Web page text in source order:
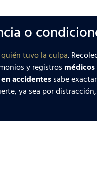
o
tuvo la culpa.
y registros médicos
accidentessabe
ya sea por